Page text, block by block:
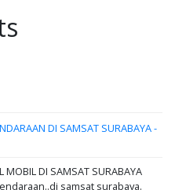
DI SAMSAT SURABAYA -
MOBIL DI SAMSAT SURABAYA
samsat surabaya.